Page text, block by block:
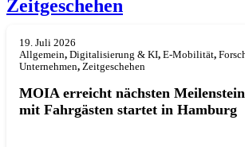
Zeitgeschehen
19. Juli 2026
Allgemein, Digitalisierung & KI, E-Mobilität,
Unternehmen, Zeitgeschehen
MOIA erreicht nächsten
mit Fahrgästen startet in Hamburg